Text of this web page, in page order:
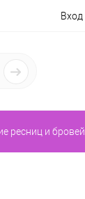
Вход
ресниц и бровей